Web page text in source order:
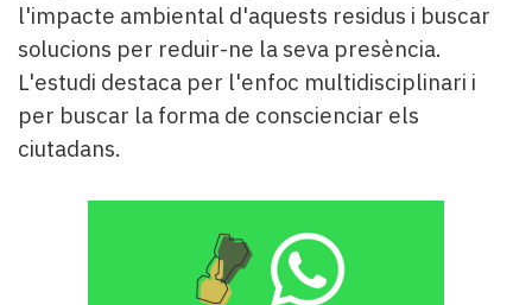
l'impacte ambiental d'aquests residus i buscar
solucions per reduir-ne la seva presència.
L'estudi destaca per l'enfoc multidisciplinari i
per buscar la forma de conscienciar els
ciutadans.